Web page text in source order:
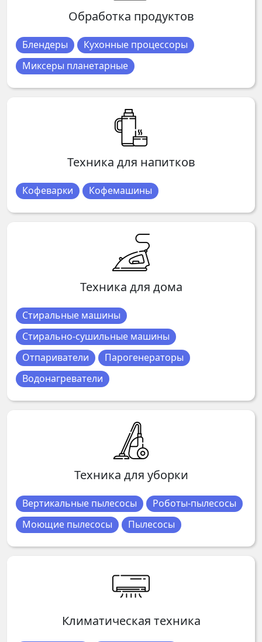
Обработка продуктов
Блендеры
Кухонные процессоры
Миксеры планетарные
Техника для напитков
Кофеварки Кофемашины
Техника для дома
Стиральные машины
Стирально-сушильные машины
Отпариватели
Парогенераторы
Водонагреватели
Техника для уборки
Вертикальные пылесосы
Роботы-пылесосы
Моющие пылесосы
Пылесосы
Климатическая техника